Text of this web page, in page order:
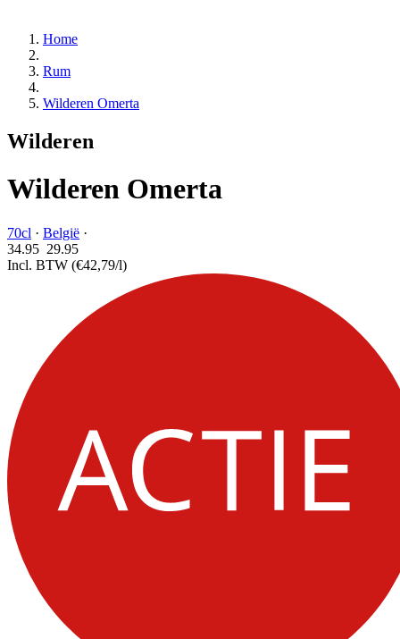
Home
Rum
Wilderen Omerta
Wilderen
Wilderen Omerta
70cl · België ·
34.95 29.95
Incl. BTW (€42,79/l)